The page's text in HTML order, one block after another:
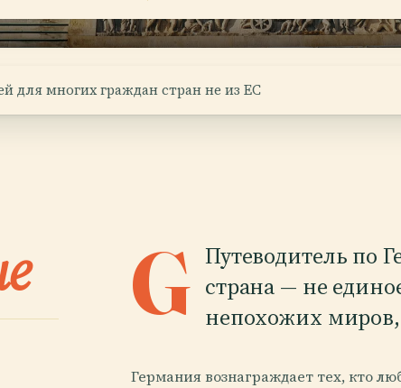
для многих граждан стран не из ЕС
G Путеводитель по
страна — не
непохожих
Германия вознаграждает тех, кто